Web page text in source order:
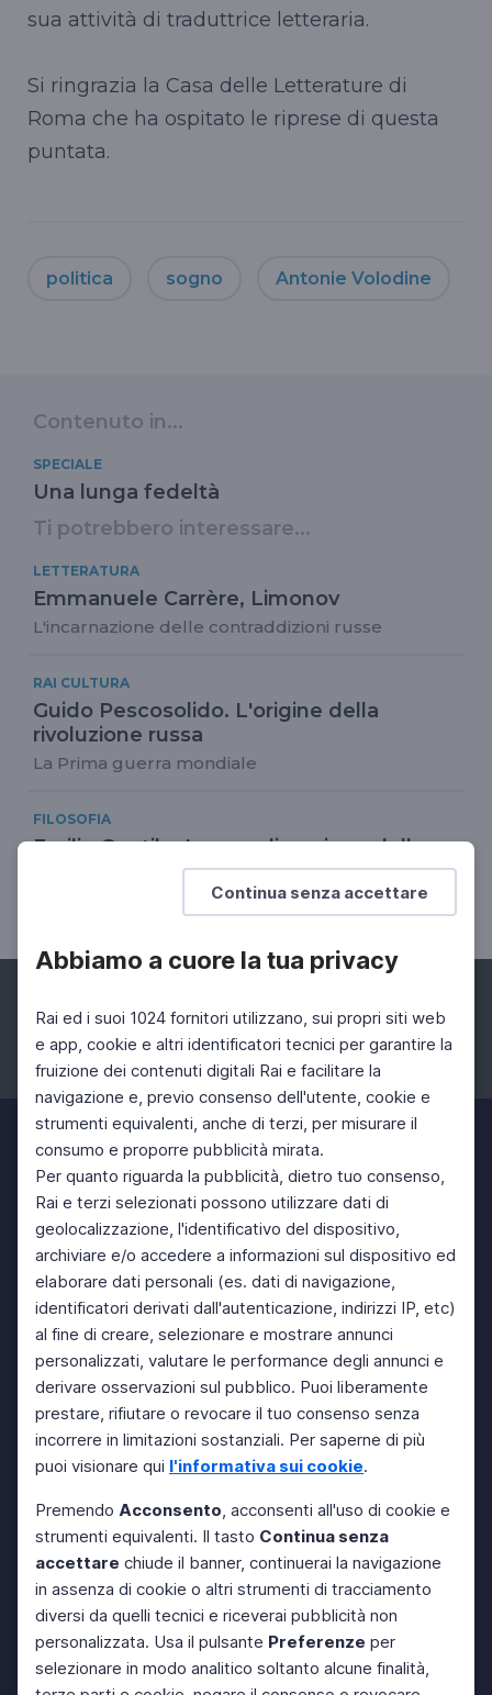
Continua senza accettare
Abbiamo a cuore la tua privacy
Rai ed i suoi 1024 fornitori utilizzano, sui propri siti web
e app, cookie e altri identificatori tecnici per garantire la
fruizione dei contenuti digitali Rai e facilitare la
navigazione e, previo consenso dell'utente, cookie e
strumenti equivalenti, anche di terzi, per misurare il
consumo e proporre pubblicità mirata.
Per quanto riguarda la pubblicità, dietro tuo consenso,
Rai e terzi selezionati possono utilizzare dati di
geolocalizzazione, l'identificativo del dispositivo,
archiviare e/o accedere a informazioni sul dispositivo ed
elaborare dati personali (es. dati di navigazione,
identificatori derivati dall'autenticazione, indirizzi IP, etc)
al fine di creare, selezionare e mostrare annunci
personalizzati, valutare le performance degli annunci e
derivare osservazioni sul pubblico. Puoi liberamente
prestare, rifiutare o revocare il tuo consenso senza
incorrere in limitazioni sostanziali. Per saperne di più
puoi visionare qui l'informativa sui cookie.
Premendo Acconsento, acconsenti all'uso di cookie e
strumenti equivalenti. Il tasto Continua senza
accettare chiude il banner, continuerai la navigazione
in assenza di cookie o altri strumenti di tracciamento
diversi da quelli tecnici e riceverai pubblicità non
personalizzata. Usa il pulsante Preferenze per
selezionare in modo analitico soltanto alcune finalità,
sua attività di traduttrice letteraria.
Si ringrazia la Casa delle Letterature di
Roma che ha ospitato le riprese di questa
puntata.
politica sogno Antonie Volodine
Contenuto in...
SPECIALE
Una lunga fedeltà
Ti potrebbero interessare...
LETTERATURA
Emmanuele Carrère, Limonov
L'incarnazione delle contraddizioni russe
RAI CULTURA
Guido Pescosolido. L'origine della
rivoluzione russa
La Prima guerra mondiale
FILOSOFIA
Emilio Gentile. La sacralizzazione della
Il mito dell'uomo nuovo
Facebook Instagram Twitter